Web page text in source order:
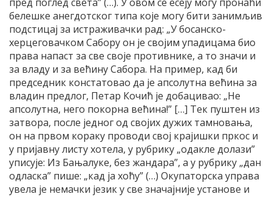
белешке анегдотског типа које могу бити занимљив
подстицај за истраживачки рад: „У босанско-
херцеговачком Сабору он је својим упадицама био
права напаст за све своје противнике, а то значи и
за владу и за већину Сабора. На пример, кад би
председник констатовао да је апсолутна већина за
владин предлог, Петар Кочић је добацивао: „Не
апсолутна, него покорна већина!” […] Тек пуштен из
затвора, после једног од својих дужих тамновања,
он на првом кораку проводи свој крајишки пркос и
у пријавну листу хотела, у рубрику „одакле долази”
уписује: Из Бањалуке, без жандара”, а у рубрику „дан
одласка” пише: „кад ја хоћу” (…) Окупаторска управа
увела је немачки језик у све значајније установе и